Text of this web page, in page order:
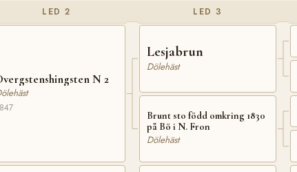
LED 2
N 2
LED 3
Lesjabrun
Dölehäst
Brunt sto född omkring 1830
på Bö i N. Fron
Dölehäst